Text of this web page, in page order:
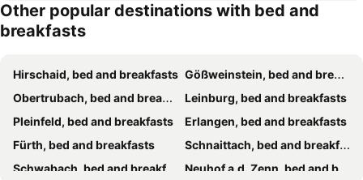
Other popular destinations with bed and
breakfasts
Hirschaid, bed and breakfasts Gößweinstein, bed and breakfasts
Obertrubach, bed and breakfasts
Leinburg, bed and breakfasts
Pleinfeld, bed and breakfasts
Erlangen, bed and breakfasts
Fürth, bed and breakfasts
Schnaittach, bed and breakfasts
Schwabach, bed and breakfasts
Neuhof a.d. Zenn, bed and breakfasts